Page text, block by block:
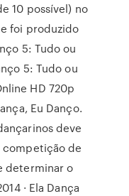
10 possível) no
foi produzido
5: Tudo ou
5: Tudo ou
HD 720p
Eu Danço.
deve
de
determinar o
· Ela Dança